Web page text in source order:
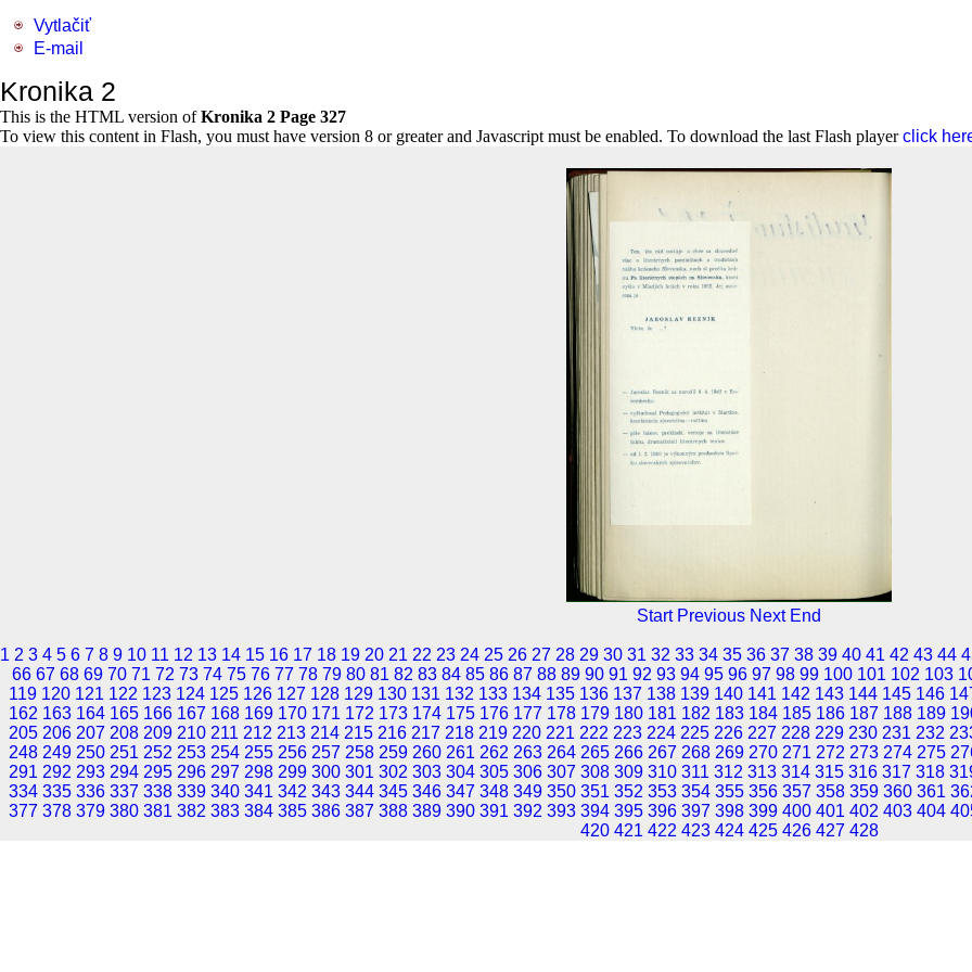
Vytlačiť
E-mail
Kronika 2
This is the HTML version ofKronika 2 Page 327
To view this content in Flash, you must have version 8 or greater and Javascript must be enabled. To download the last Flash playerclick
Start Previous Next End
1 2 3 4 5 6 7 8 9 10 11 12 13 14 15 16 17 18 19 20 21 22 23 24 25 26 27 28 29 30 31 32 33 34 35 36 37 38 39 40 41 42 43 44
66 67 68 69 70 71 72 73 74 75 76 77 78 79 80 81 82 83 84 85 86 87 88 89 90 91 92 93 94 95 96 97 98 99 100 101 102 103
119 120 121 122 123 124 125 126 127 128 129 130 131 132 133 134 135 136 137 138 139 140 141 142 143 144 145 146
162 163 164 165 166 167 168 169 170 171 172 173 174 175 176 177 178 179 180 181 182 183 184 185 186 187 188 189
205 206 207 208 209 210 211 212 213 214 215 216 217 218 219 220 221 222 223 224 225 226 227 228 229 230 231 232
248 249 250 251 252 253 254 255 256 257 258 259 260 261 262 263 264 265 266 267 268 269 270 271 272 273 274 275
291 292 293 294 295 296 297 298 299 300 301 302 303 304 305 306 307 308 309 310 311 312 313 314 315 316 317 318
334 335 336 337 338 339 340 341 342 343 344 345 346 347 348 349 350 351 352 353 354 355 356 357 358 359 360 361
377 378 379 380 381 382 383 384 385 386 387 388 389 390 391 392 393 394 395 396 397 398 399 400 401 402 403 404
420 421 422 423 424 425 426 427 428